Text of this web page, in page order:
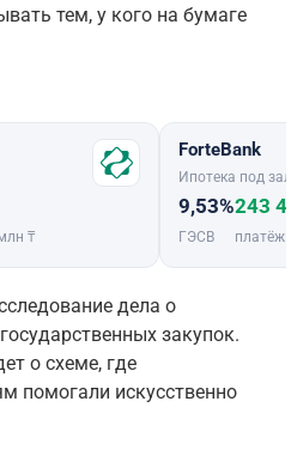
тем, у кого на бумаге
₸
ForteBank
Ипотека под
9,53%
ГЭСВ
243
платёж
дела о
закупок.
о схеме, где
помогали искусственно